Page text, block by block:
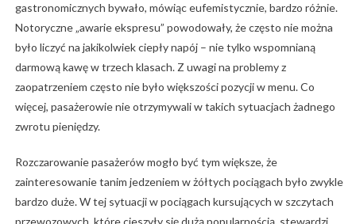
gastronomicznych bywało, mówiąc eufemistycznie, bardzo różnie.
Notoryczne „awarie ekspresu” powodowały, że często nie można
było liczyć na jakikolwiek ciepły napój – nie tylko wspomnianą
darmową kawę w trzech klasach. Z uwagi na problemy z
zaopatrzeniem często nie było większości pozycji w menu. Co
więcej, pasażerowie nie otrzymywali w takich sytuacjach żadnego
zwrotu pieniędzy.
Rozczarowanie pasażerów mogło być tym większe, że
zainteresowanie tanim jedzeniem w żółtych pociągach było zwykle
bardzo duże. W tej sytuacji w pociągach kursujących w szczytach